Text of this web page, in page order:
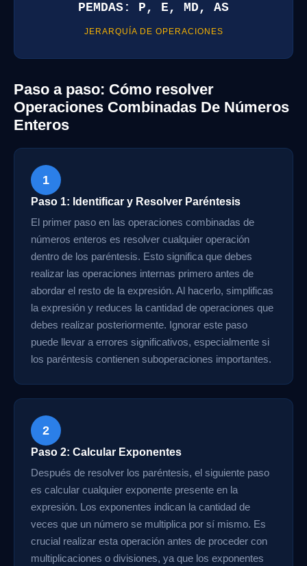
PEMDAS: P, E, MD, AS
JERARQUÍA DE OPERACIONES
Paso a paso: Cómo resolver
Operaciones Combinadas De Números
Enteros
1
Paso 1: Identificar y Resolver Paréntesis
El primer paso en las operaciones combinadas de
números enteros es resolver cualquier operación
dentro de los paréntesis. Esto significa que debes
realizar las operaciones internas primero antes de
abordar el resto de la expresión. Al hacerlo, simplificas
la expresión y reduces la cantidad de operaciones que
debes realizar posteriormente. Ignorar este paso
puede llevar a errores significativos, especialmente si
los paréntesis contienen suboperaciones importantes.
2
Paso 2: Calcular Exponentes
Después de resolver los paréntesis, el siguiente paso
es calcular cualquier exponente presente en la
expresión. Los exponentes indican la cantidad de
veces que un número se multiplica por sí mismo. Es
crucial realizar esta operación antes de proceder con
multiplicaciones o divisiones, ya que los exponentes